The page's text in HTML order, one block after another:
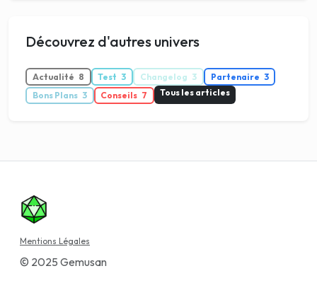
Découvrez d'autres univers
Actualité 8 Test 3 Changelog 3 Partenaire 3
Bons Plans 3 Conseils 7 Tous les articles
Mentions Légales
© 2025 Gemusan